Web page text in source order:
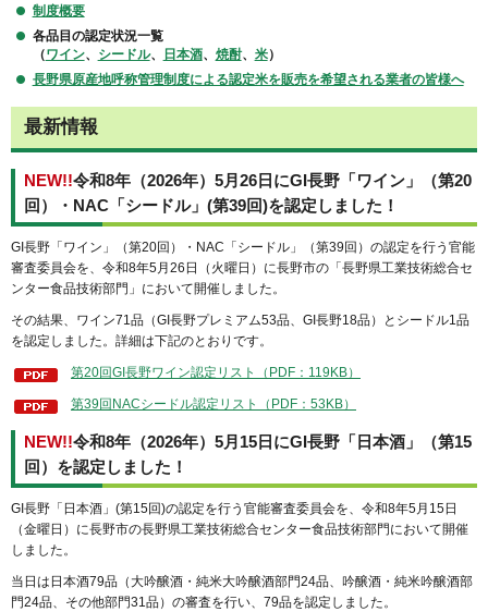
制度概要
各品目の認定状況一覧
（ワイン、 シードル、 日本酒、 焼酎、 米）
長野県原産地呼称管理制度による認定米を販売を希望される業者の皆様へ
最新情報
NEW!!令和8年（2026年）5月26日にGI長野「ワイン」（第20
回）・NAC「シードル」(第39回)を認定しました！
GI長野「ワイン」（第20回）・NAC「シードル」（第39回）の認定を行う官能
審査委員会を、令和8年5月26日（火曜日）に長野市の「長野県工業技術総合セ
ンター食品技術部門」において開催しました。
その結果、ワイン71品（GI長野プレミアム53品、GI長野18品）とシードル1品
を認定しました。詳細は下記のとおりです。
第20回GI長野ワイン認定リスト（PDF：119KB）
第39回NACシードル認定リスト（PDF：53KB）
NEW!!令和8年（2026年）5月15日にGI長野「日本酒」（第15
回）を認定しました！
GI長野「日本酒」(第15回)の認定を行う官能審査委員会を、令和8年5月15日
（金曜日）に長野市の長野県工業技術総合センター食品技術部門において開催
しました。
当日は日本酒79品（大吟醸酒・純米大吟醸酒部門24品、吟醸酒・純米吟醸酒部
門24品、その他部門31品）の審査を行い、79品を認定しました。